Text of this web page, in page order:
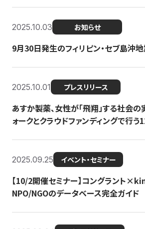
2025.10.03 お知らせ
9月30日発生のフィリピン・セブ島沖
2025.10.01 プレスリリース
あすか製薬、女性が「飛翔」する社会の
ォークとクラウドファンディングで行
2025.09.25 イベント・セミナー
【10/2開催セミナー】コングラント
NPO/NGOのデータベース完全ガイド